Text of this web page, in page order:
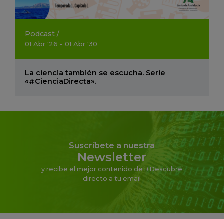
Podcast /
01 Abr '26 - 01 Abr '30
La ciencia también se escucha. Serie
«#CienciaDirecta».
Suscríbete a nuestra
Newsletter
y recibe el mejor contenido de i+Descubre
directo a tu email